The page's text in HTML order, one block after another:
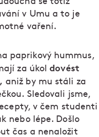
v Umu a to je
vaření.
paprikový hummus,
za úkoldovést
aniž by mu stáli za
Sledovali jsme,
v čem studenti
nebo lépe. Došlo
čas a nenaložit